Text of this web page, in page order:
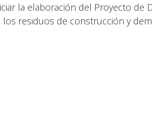
la elaboración del Proyecto
los residuos de construcción y